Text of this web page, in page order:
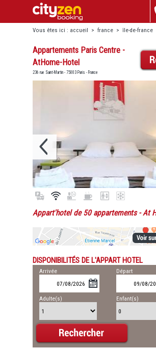
Vous êtes ici : accueil > france > île-de-france
bastille-république > appartements paris centre
Appartements Paris Centre -
AtHome-Hotel
236 rue Saint-Martin - 75003 Paris - France
Appart'hotel de 50 appartements- At
DISPONIBILITÉS DE L'APPART HOTEL
Arrivée Départ
Adulte(s) Enfant(s)